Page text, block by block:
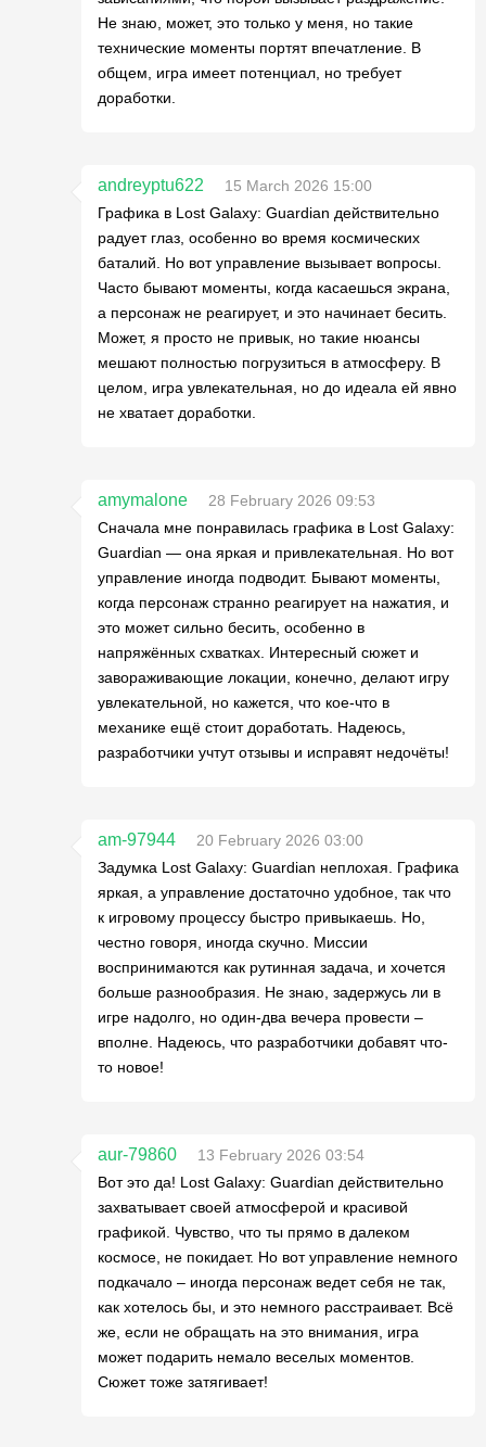
Не знаю, может, это только у меня, но такие
технические моменты портят впечатление. В
общем, игра имеет потенциал, но требует
доработки.
andreyptu622
15 March 2026 15:00
Графика в Lost Galaxy: Guardian действительно
радует глаз, особенно во время космических
баталий. Но вот управление вызывает вопросы.
Часто бывают моменты, когда касаешься экрана,
а персонаж не реагирует, и это начинает бесить.
Может, я просто не привык, но такие нюансы
мешают полностью погрузиться в атмосферу. В
целом, игра увлекательная, но до идеала ей явно
не хватает доработки.
amymalone
28 February 2026 09:53
Сначала мне понравилась графика в Lost Galaxy:
Guardian — она яркая и привлекательная. Но вот
управление иногда подводит. Бывают моменты,
когда персонаж странно реагирует на нажатия, и
это может сильно бесить, особенно в
напряжённых схватках. Интересный сюжет и
завораживающие локации, конечно, делают игру
увлекательной, но кажется, что кое-что в
механике ещё стоит доработать. Надеюсь,
разработчики учтут отзывы и исправят недочёты!
am-97944
20 February 2026 03:00
Задумка Lost Galaxy: Guardian неплохая. Графика
яркая, а управление достаточно удобное, так что
к игровому процессу быстро привыкаешь. Но,
честно говоря, иногда скучно. Миссии
воспринимаются как рутинная задача, и хочется
больше разнообразия. Не знаю, задержусь ли в
игре надолго, но один-два вечера провести –
вполне. Надеюсь, что разработчики добавят что-
то новое!
aur-79860
13 February 2026 03:54
Вот это да! Lost Galaxy: Guardian действительно
захватывает своей атмосферой и красивой
графикой. Чувство, что ты прямо в далеком
космосе, не покидает. Но вот управление немного
подкачало – иногда персонаж ведет себя не так,
как хотелось бы, и это немного расстраивает. Всё
же, если не обращать на это внимания, игра
может подарить немало веселых моментов.
Сюжет тоже затягивает!